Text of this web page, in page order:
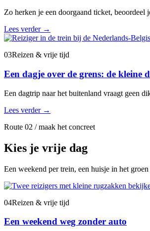
Zo herken je een doorgaand ticket,
Lees verder →
03Reizen & vrije tijd
Een dagje over de grens: de kleine
Een dagtrip naar het buitenland vraagt geen
Lees verder →
Route 02 / maak het concreet
Kies je vrije dag
Een weekend per trein, een huisje in het
04Reizen & vrije tijd
Een weekend weg zonder auto